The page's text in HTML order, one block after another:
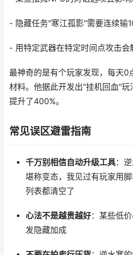
- 隐藏任务"寒江孤影"需要连续输
- 用特定武器在特定时间点攻击会
最神奇的是有个玩家发现，每天0
材料。他据此开发出"挂机回血"
提升了400%。
常见误区避雷指南
千万别相信自动升级工具：
堪称变态，我见过有玩家用
列表都清空了
心法不是越贵越好：某些低
发隐藏加成